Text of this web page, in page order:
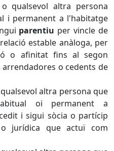
o qualsevol altra persona
i permanent a l'habitatge
parentiu per vincle de
estable anàloga, per
o afinitat fins al segon
o cedents de
altra persona que
oi permanent a
i sigui sòcia o partícip
jurídica que actuï com